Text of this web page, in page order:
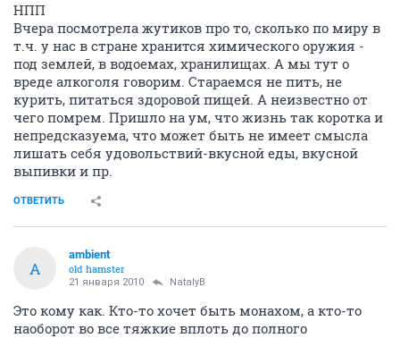
НПП
Вчера посмотрела жутиков про то, сколько по миру в
т.ч. у нас в стране хранится химического оружия -
под землей, в водоемах, хранилищах. А мы тут о
вреде алкоголя говорим. Стараемся не пить, не
курить, питаться здоровой пищей. А неизвестно от
чего помрем. Пришло на ум, что жизнь так коротка и
непредсказуема, что может быть не имеет смысла
лишать себя удовольствий-вкусной еды, вкусной
выпивки и пр.
ОТВЕТИТЬ
A
ambient
old hamster
21 января 2010 NatalyB
Это кому как. Кто-то хочет быть монахом, а кто-то
наоборот во все тяжкие вплоть до полного